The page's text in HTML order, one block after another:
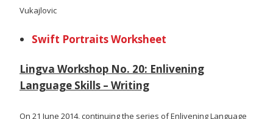
Vukajlovic
Swift Portraits Worksheet
Lingva Workshop No. 20: Enlivening
Language Skills – Writing
On 21 June 2014, continuing the series of Enlivening Language